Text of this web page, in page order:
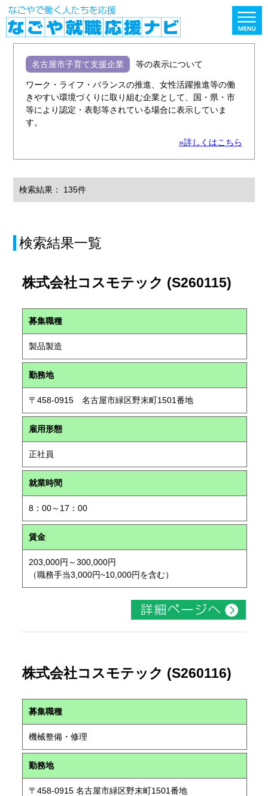
名古屋市子育て支援企業 等の表示について
ワーク・ライフ・バランスの推進、女性活躍推進等の働
きやすい環境づくりに取り組む企業として、国・県・市
等により認定・表彰等されている場合に表示していま
す。
»詳しくはこちら
検索結果： 135件
検索結果一覧
株式会社コスモテック (S260115)
募集職種
製品製造
勤務地
〒458-0915 名古屋市緑区野末町1501番地
雇用形態
正社員
就業時間
8：00～17：00
賃金
203,000円～300,000円
（職務手当3,000円~10,000円を含む）
株式会社コスモテック (S260116)
募集職種
機械整備・修理
勤務地
〒458-0915 名古屋市緑区野末町1501番地